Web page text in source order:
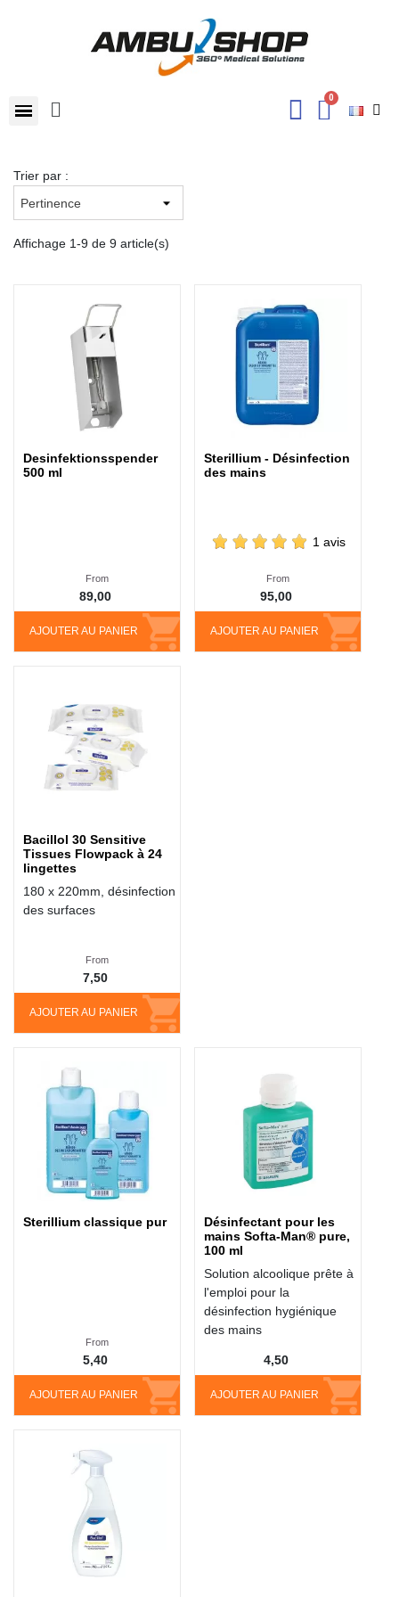
Trier par :
Affichage 1-9 de 9 article(s)
Desinfektionsspender
500 ml
AJOUTER AU PANIER
From
89,00
Sterillium - Désinfection
des mains
AJOUTER AU PANIER
From
95,00
1 avis
Bacillol 30 Sensitive
Tissues Flowpack à 24
lingettes
180 x 220mm, désinfection
des surfaces
AJOUTER AU PANIER
From
7,50
Sterillium classique pur
AJOUTER AU PANIER
From
5,40
Désinfectant pour les
mains Softa-Man® pure,
100 ml
Solution alcoolique prête à
l'emploi pour la
désinfection hygiénique
des mains
AJOUTER AU PANIER
4,50